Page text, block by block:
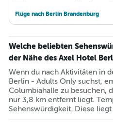
Flüge nach Berlin Brandenburg
Welche beliebten
der Nähe des Axel Hotel
Wenn du nach Aktivitäten in
Berlin - Adults Only suchst,
Columbiahalle zu besuchen,
nur 3,8 km entfernt liegt.
Sehenswürdigkeit. Diese